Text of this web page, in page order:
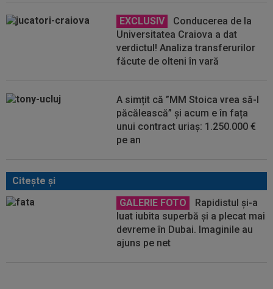
EXCLUSIV
Conducerea de la
Universitatea Craiova a dat
verdictul! Analiza transferurilor
făcute de olteni în vară
A simțit că ”MM Stoica vrea să-l
păcălească” și acum e în fața
unui contract uriaș: 1.250.000 €
pe an
Citeşte şi
GALERIE FOTO
Rapidistul și-a
luat iubita superbă și a plecat mai
devreme în Dubai. Imaginile au
ajuns pe net